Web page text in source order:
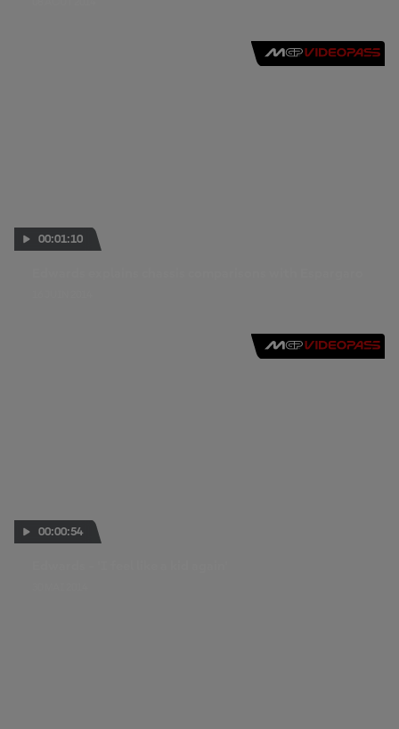
00:01:10
00:00:54